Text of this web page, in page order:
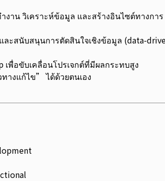
งาน วิเคราะห์ข้อมูล และสร้างอินไซต์ทางการ
ละสนับสนุนการตัดสินใจเชิงข้อมูล (data-
พื่อขับเคลื่อนโปรเจกต์ที่มีผลกระทบสูง
งแก้ไข” ได้ด้วยตนเอง